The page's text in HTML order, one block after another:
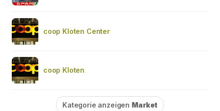
coop Kloten Center
coop Kloten
Kategorie anzeigen Market